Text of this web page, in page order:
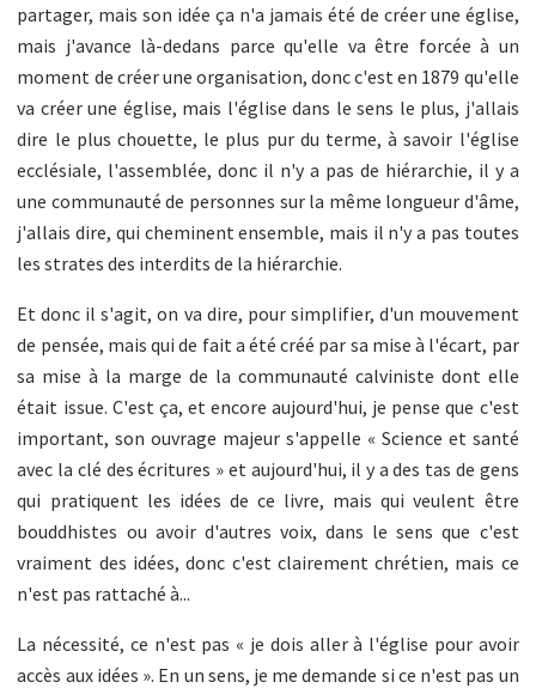
partager, mais son idée ça n'a jamais été de créer une église,
mais j'avance là-dedans parce qu'elle va être forcée à un
moment de créer une organisation, donc c'est en 1879 qu'elle
va créer une église, mais l'église dans le sens le plus, j'allais
dire le plus chouette, le plus pur du terme, à savoir l'église
ecclésiale, l'assemblée, donc il n'y a pas de hiérarchie, il y a
une communauté de personnes sur la même longueur d'âme,
j'allais dire, qui cheminent ensemble, mais il n'y a pas toutes
les strates des interdits de la hiérarchie.
Et donc il s'agit, on va dire, pour simplifier, d'un mouvement
de pensée, mais qui de fait a été créé par sa mise à l'écart, par
sa mise à la marge de la communauté calviniste dont elle
était issue. C'est ça, et encore aujourd'hui, je pense que c'est
important, son ouvrage majeur s'appelle « Science et santé
avec la clé des écritures » et aujourd'hui, il y a des tas de gens
qui pratiquent les idées de ce livre, mais qui veulent être
bouddhistes ou avoir d'autres voix, dans le sens que c'est
vraiment des idées, donc c'est clairement chrétien, mais ce
n'est pas rattaché à...
La nécessité, ce n'est pas « je dois aller à l'église pour avoir
accès aux idées ». En un sens, je me demande si ce n'est pas un